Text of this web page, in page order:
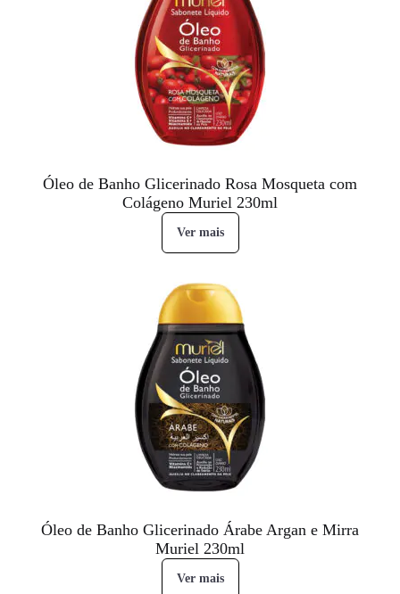
Óleo de Banho Glicerinado Rosa Mosqueta com
Colágeno Muriel 230ml
Ver mais
Óleo de Banho Glicerinado Árabe Argan e Mirra
Muriel 230ml
Ver mais